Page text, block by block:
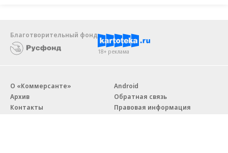
Благотворительный фонд
18+ реклама
О «Коммерсанте»
Архив
Контакты
Android
Обратная связь
Правовая информация